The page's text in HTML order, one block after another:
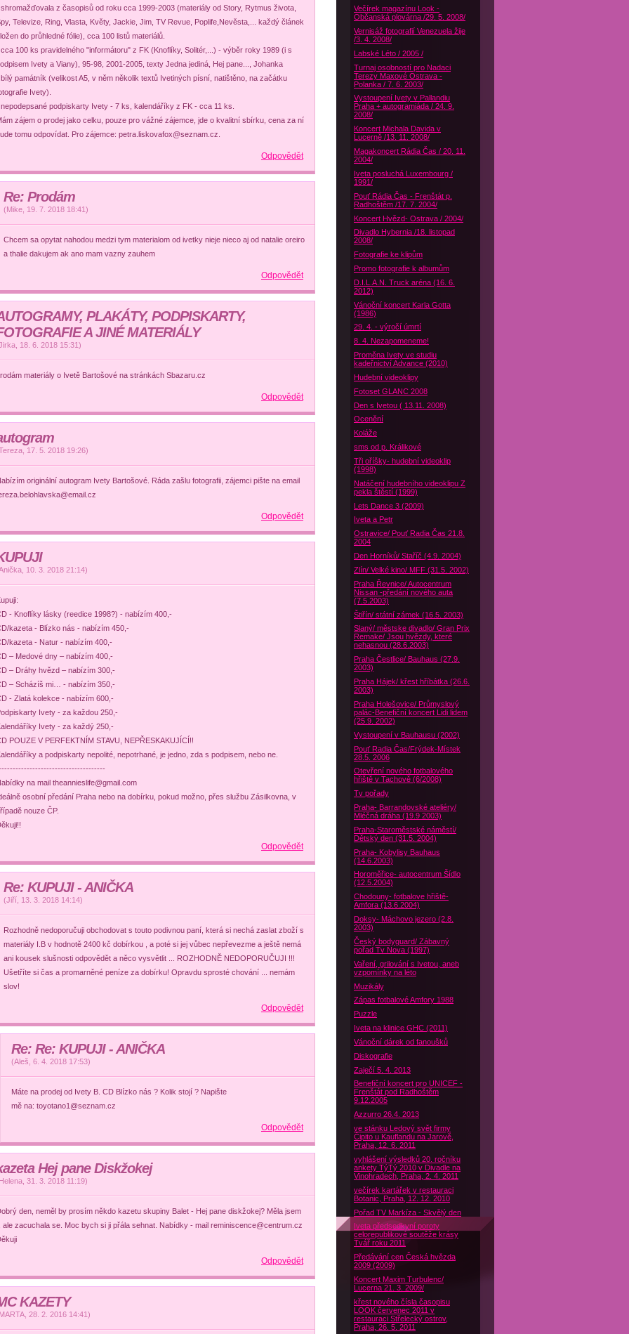
z časopisů od roku cca 1999-2003 (materiály od Story, Rytmus života,
Televize, Ring, Vlasta, Květy, Jackie, Jim, TV Revue, Poplife,Nevěsta,... každý článek
do průhledné fólie), cca 100 listů materiálů.
100 ks pravidelného "informátoru" z FK (Knoflíky, Solitér,...) - výběr roky 1989 (i s
Ivety a Viany), 95-98, 2001-2005, texty Jedna jediná, Hej pane..., Johanka
památník (velikost A5, v něm několik textů Ivetiných písní, natištěno, na začátku
Ivety).
podpiskarty Ivety - 7 ks, kalendáříky z FK - cca 11 ks.
zájem o prodej jako celku, pouze pro vážné zájemce, jde o kvalitní sbírku, cena za ní
tomu odpovídat. Pro zájemce: petra.liskovafox@seznam.cz.
Odpovědět
Re: Prodám
(Mike 19. 7. 2018 18:41)
Chcem sa opytat nahodou medzi tym materialom od ivetky nieje nieco aj od natalie oreiro
a thalie dakujem ak ano mam vazny zauhem
Odpovědět
PLAKÁTY, PODPISKARTY,
A JINÉ MATERIÁLY
18. 6. 2018 15:31)
materiály o Ivetě Bartošové na stránkách Sbazaru.cz
Odpovědět
17. 5. 2018 19:26)
originální autogram Ivety Bartošové. Ráda zašlu fotografii, zájemci pište na email
Odpovědět
10. 3. 2018 21:14)
- Knoflíky lásky (reedice 1998?) - nabízím 400,-
kazeta - Blízko nás - nabízím 450,-
kazeta - Natur - nabízím 400,-
– Medové dny – nabízím 400,-
– Dráhy hvězd – nabízím 300,-
– Scházíš mi… - nabízím 350,-
- Zlatá kolekce - nabízím 600,-
Ivety - za každou 250,-
Ivety - za každý 250,-
POUZE V PERFEKTNÍM STAVU, NEPŘESKAKUJÍCÍ!!
a podpiskarty nepolité, nepotrhané, je jedno, zda s podpisem, nebo ne.
na mail theannieslife@gmail.com
osobní předání Praha nebo na dobírku, pokud možno, přes službu Zásilkovna, v
nouze ČP.
Odpovědět
Re: KUPUJI - ANIČKA
(Jiří 13. 3. 2018 14:14)
Rozhodně nedoporučuji obchodovat s touto podivnou paní, která si nechá zaslat zboží s
materiály I.B v hodnotě 2400 kč dobírkou , a poté si jej vůbec nepřevezme a ještě nemá
ani kousek slušnosti odpovědět a něco vysvětlit ... ROZHODNĚ NEDOPORUČUJI !!!
Ušetříte si čas a promarněné peníze za dobírku! Opravdu sprosté chování ... nemám
slov!
Odpovědět
Re: Re: KUPUJI - ANIČKA
(Aleš ,6. 4. 2018 17:53)
Máte na prodej od Ivety B. CD Blízko nás ? Kolik stojí ? Napište
mě na: toyotano1@seznam.cz
Odpovědět
Hej pane Diskžokej
Helena 31. 3. 2018 11:19)
den, neměl by prosím někdo kazetu skupiny Balet - Hej pane diskžokej? Měla jsem
ale zacuchala se. Moc bych si ji přála sehnat. Nabídky - mail reminiscence@centrum.cz
Odpovědět
KAZETY
MARTA 28. 2. 2016 14:41)
Večírek magazínu Look -
Občanská plovárna /29. 5. 2008/
Vernisáž fotografií Venezuela žije
/3. 4. 2008/
Labské Léto / 2005 /
Turnaj osobností pro Nadaci
Terezy Maxové Ostrava -
Polanka / 7. 6. 2003/
Vystoupení Ivety v Pallandiu
Praha + autogramiáda / 24. 9.
2008/
Koncert Michala Davida v
Lucerně /13. 11. 2008/
Magakoncert Rádia Čas / 20. 11.
2004/
Iveta posluchá Luxembourg /
1991/
Pouť Rádia Čas - Frenštát p.
Radhoštěm /17. 7. 2004/
Koncert Hvězd- Ostrava / 2004/
Divadlo Hybernia /18. listopad
2008/
Fotografie ke klipům
Promo fotografie k albumům
D.I.L.A.N. Truck aréna (16. 6.
2012)
Vánoční koncert Karla Gotta
(1986)
29. 4. - výročí úmrtí
8. 4. Nezapomeneme!
Proměna Ivety ve studiu
kadeřnictví Advance (2010)
Hudební videoklipy
Fotoset GLANC 2008
Den s Ivetou ( 13.11. 2008)
Ocenění
Koláže
sms od p. Králikové
Tři oříšky- hudební videoklip
(1998)
Natáčení hudebního videoklipu Z
pekla štěstí (1999)
Lets Dance 3 (2009)
Iveta a Petr
Ostravice/ Pouť Radia Čas 21.8.
2004
Den Horníků/ Staříč (4.9. 2004)
Zlín/ Velké kino/ MFF (31.5. 2002)
Praha Řevnice/ Autocentrum
Nissan -předání nového auta
(7.5.2003)
Štiřín/ státní zámek (16.5. 2003)
Slaný/ městske divadlo/ Gran Prix
Remake/ Jsou hvězdy, které
nehasnou (28.6.2003)
Praha Čestlice/ Bauhaus (27.9.
2003)
Praha Hájek/ křest hříbátka (26.6.
2003)
Praha Holešovice/ Průmyslový
palác-Benefiční koncert Lidi lidem
(25.9. 2002)
Vystoupení v Bauhausu (2002)
Pouť Radia Čas/Frýdek-Místek
28.5. 2006
Otevření nového fotbalového
hřiště v Tachově (6/2008)
Tv pořady
Praha- Barrandovské ateliéry/
Mléčná dráha (19.9 2003)
Praha-Staroměstské náměstí/
Dětský den (31.5. 2004)
Praha- Kobylisy Bauhaus
(14.6.2003)
Horoměřice- autocentrum Šídlo
(12.5.2004)
Chodouny- fotbalove hřiště-
Amfora (13.6.2004)
Doksy- Máchovo jezero (2.8.
2003)
Český bodyguard/ Zábavný
pořad Tv Nova (1997)
Vaření, grilování s Ivetou, aneb
vzpomínky na léto
Muzikály
Zápas fotbalové Amfory 1988
Puzzle
Iveta na klinice GHC (2011)
Vánoční dárek od fanoušků
Diskografie
Zaječí 5. 4. 2013
Benefiční koncert pro UNICEF -
Frenštát pod Radhoštěm
9.12.2005
Azzurro 26.4. 2013
ve stánku Ledový svět firmy
Čipito u Kauflandu na Jarově,
Praha, 12. 6. 2011
vyhlášení výsledků 20. ročníku
ankety TýTý 2010 v Divadle na
Vinohradech, Praha, 2. 4. 2011
večírek kartářek v restauraci
Botanic, Praha, 12. 12. 2010
Pořad TV Markíza - Skvělý den
Iveta předsedkyní poroty
celorepublikové soutěže krásy
Tvář roku 2011
Předávání cen Česká hvězda
2009 (2009)
Koncert Maxim Turbulenc/
Lucerna 21. 3. 2009/
křest nového čísla časopisu
LOOK červenec 2011 v
restauraci Střelecký ostrov,
Praha, 26. 5. 2011